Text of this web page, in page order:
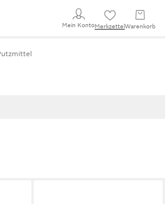
Mein KontoMerkzettel Warenkorb